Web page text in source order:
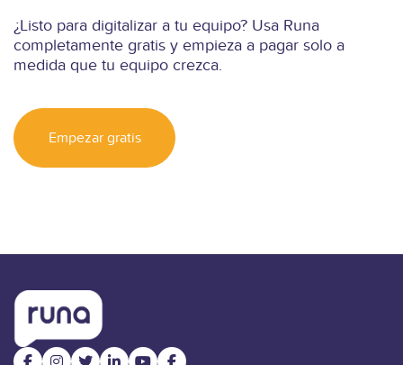
¿Listo para digitalizar a tu equipo? Usa Runa
completamente gratis y empieza a pagar solo a
medida que tu equipo crezca.
Empezar gratis